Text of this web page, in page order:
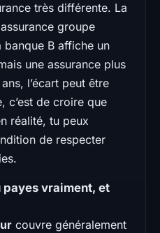
très différente. La
groupe
banque B affiche un
une assurance plus
l’écart peut être
c’est de croire que
réalité, tu peux
de respecter
payes vraiment, et
couvre généralement